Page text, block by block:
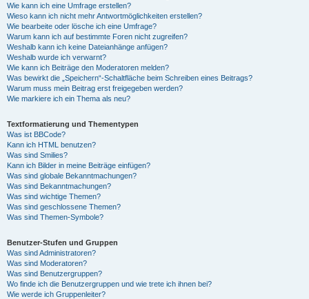
Wie kann ich eine Umfrage erstellen?
Wieso kann ich nicht mehr Antwortmöglichkeiten erstellen?
Wie bearbeite oder lösche ich eine Umfrage?
Warum kann ich auf bestimmte Foren nicht zugreifen?
Weshalb kann ich keine Dateianhänge anfügen?
Weshalb wurde ich verwarnt?
Wie kann ich Beiträge den Moderatoren melden?
Was bewirkt die „Speichern“-Schaltfläche beim Schreiben eines Beitrags?
Warum muss mein Beitrag erst freigegeben werden?
Wie markiere ich ein Thema als neu?
Textformatierung und Thementypen
Was ist BBCode?
Kann ich HTML benutzen?
Was sind Smilies?
Kann ich Bilder in meine Beiträge einfügen?
Was sind globale Bekanntmachungen?
Was sind Bekanntmachungen?
Was sind wichtige Themen?
Was sind geschlossene Themen?
Was sind Themen-Symbole?
Benutzer-Stufen und Gruppen
Was sind Administratoren?
Was sind Moderatoren?
Was sind Benutzergruppen?
Wo finde ich die Benutzergruppen und wie trete ich ihnen bei?
Wie werde ich Gruppenleiter?